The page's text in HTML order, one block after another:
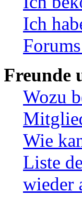
Ich
Freunde
Wozu
Wie
Liste
wieder